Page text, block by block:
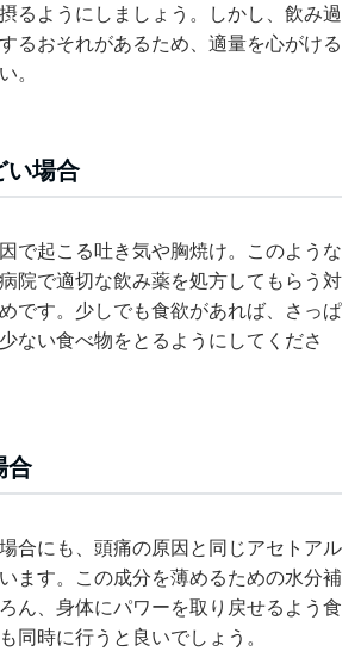
るようにしましょう。しかし、飲み過
るおそれがあるため、適量を心がける
。
い場合
で起こる吐き気や胸焼け。このような
院で適切な飲み薬を処方してもらう対
です。少しでも食欲があれば、さっぱ
ない食べ物をとるようにしてくださ
合
合にも、頭痛の原因と同じアセトアル
ます。この成分を薄めるための水分補
ん、身体にパワーを取り戻せるよう食
同時に行うと良いでしょう。